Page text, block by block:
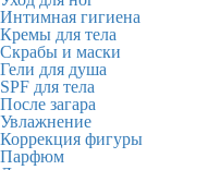
Интимная гигиена
Кремы для тела
Скрабы и маски
Гели для душа
SPF для тела
После загара
Увлажнение
Коррекция фигуры
Парфюм